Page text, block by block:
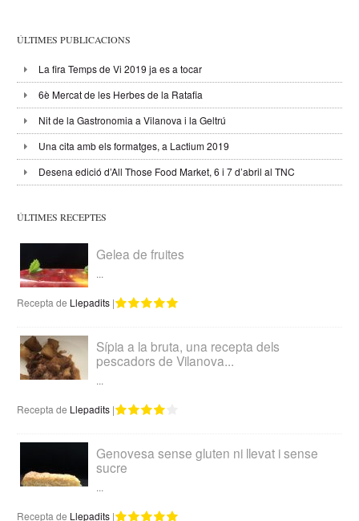
ÚLTIMES PUBLICACIONS
La fira Temps de Vi 2019 ja es a tocar
6è Mercat de les Herbes de la Ratafia
Nit de la Gastronomia a Vilanova i la Geltrú
Una cita amb els formatges, a Lactium 2019
Desena edició d’All Those Food Market, 6 i 7 d’abril al TNC
ÚLTIMES RECEPTES
Gelea de fruites
...
Recepta de Llepadits |
Sípia a la bruta, una recepta dels
pescadors de Vilanova...
...
Recepta de Llepadits |
Genovesa sense gluten ni llevat i sense
sucre
...
Recepta de Llepadits |